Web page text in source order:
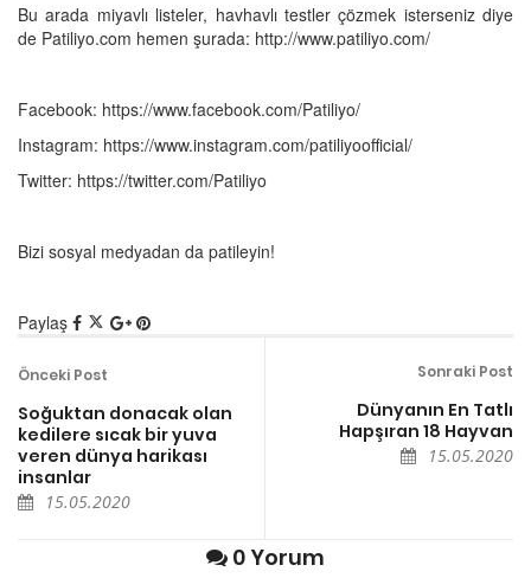
Bu arada miyavlı listeler, havhavlı testler çözmek isterseniz diye
de Patiliyo.com hemen şurada: http://www.patiliyo.com/
Facebook: https://www.facebook.com/Patiliyo/
Instagram: https://www.instagram.com/patiliyoofficial/
Twitter: https://twitter.com/Patiliyo
Bizi sosyal medyadan da patileyin!
Paylaş
Önceki Post
Soğuktan donacak olan
kedilere sıcak bir yuva
veren dünya harikası
insanlar
15.05.2020
Sonraki Post
Dünyanın En Tatlı
Hapşıran 18 Hayvan
15.05.2020
0 Yorum